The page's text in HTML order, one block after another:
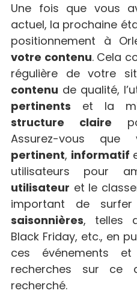
Une fois que vous
actuel, la prochaine
positionnement à
votre contenu. Cela
régulière de votre
contenu de qualité,
pertinents et la
structure claire
Assurez-vous
pertinent, informatif
utilisateurs pour
utilisateur et le
important de
saisonnières, telles
Black Friday, etc., en
ces événements
recherches sur ce
recherché.